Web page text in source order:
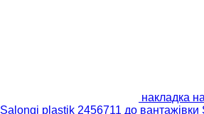
накладка
Salongi plastik 2456711 до